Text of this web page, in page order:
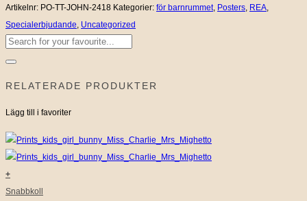
Artikelnr: PO-TT-JOHN-2418 Kategorier: för barnrummet, Posters, REA,
Specialerbjudande, Uncategorized
Sök
efter:
RELATERADE PRODUKTER
Lägg till i favoriter
+
Snabbkoll